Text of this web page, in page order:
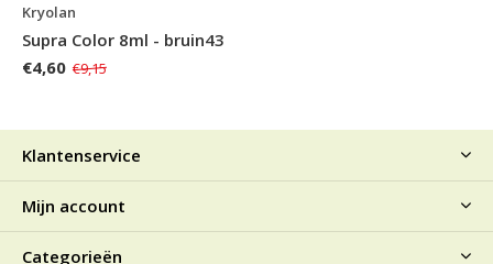
Kryolan
Supra Color 8ml - bruin43
€4,60 €9,15
Klantenservice
Mijn account
Categorieën